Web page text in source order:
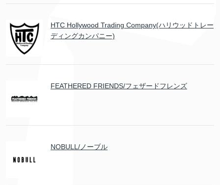
HTC Hollywood Trading Company(ハリウッドトレー
ディングカンパニー)
FEATHERED FRIENDS/フェザードフレンズ
NOBULL/ノーブル